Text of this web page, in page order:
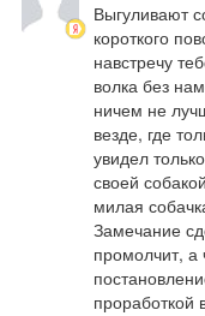
Выгуливают
короткого
навстречу
волка без
ничем не
везде, где
увидел
своей
милая
Замечание
промолчит, а